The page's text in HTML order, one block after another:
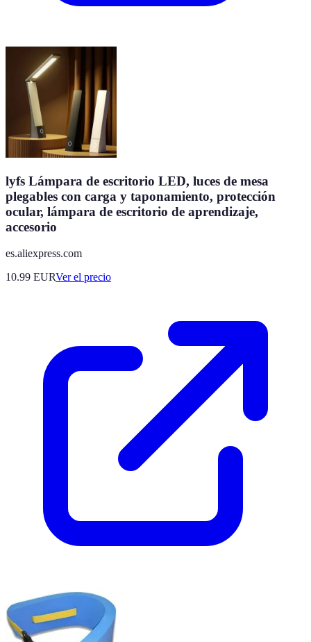
lyfs Lámpara de escritorio LED, luces de mesa
plegables con carga y taponamiento, protección
ocular, lámpara de escritorio de aprendizaje,
accesorio
es.aliexpress.com
10.99 EURVer el precio